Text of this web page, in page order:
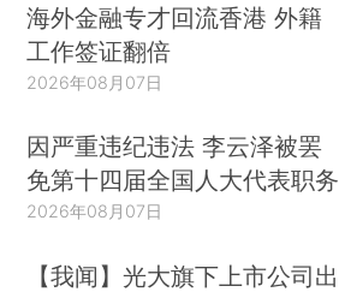
海外金融专才回流香港 外籍
工作签证翻倍
2026年08月07日
因严重违纪违法 李云泽被罢
免第十四届全国人大代表职务
2026年08月07日
【我闻】光大旗下上市公司出